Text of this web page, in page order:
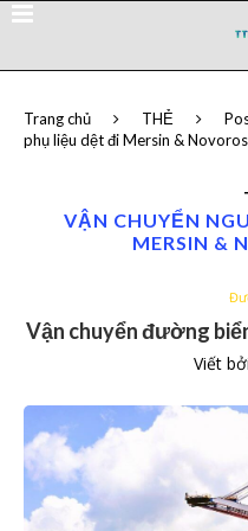
Trang chủ THẺ
phụ liệu dệt đi Mersin &
VẬN CHUYỂN
MERSIN &
Vận chuyển đường
Viết bởi